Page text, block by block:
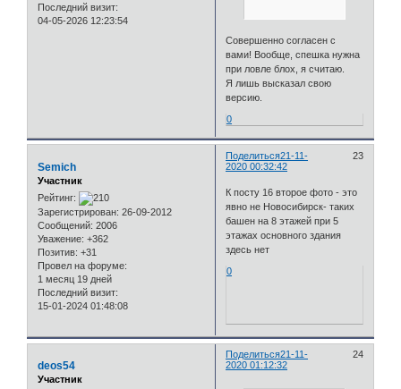
Последний визит:
04-05-2026 12:23:54
Совершенно согласен с
вами! Вообще, спешка нужна
при ловле блох, я считаю.
Я лишь высказал свою
версию.
0
Поделиться 23
21-11-
2020 00:32:42
Semich
Участник
Рейтинг:
Зарегистрирован: 26-09-2012
Сообщений: 2006
Уважение: +362
Позитив: +31
Провел на форуме:
1 месяц 19 дней
Последний визит:
15-01-2024 01:48:08
К посту 16 второе фото - это
явно не Новосибирск- таких
башен на 8 этажей при 5
этажах основного здания
здесь нет
0
Поделиться 24
21-11-
2020 01:12:32
deos54
Участник